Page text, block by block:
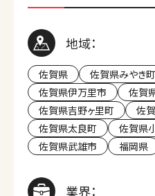
地域：
佐賀県 佐賀県みやき町
佐賀県伊万里市
佐賀
佐賀県吉野ヶ里町
佐
佐賀県太良町
佐賀県
佐賀県武雄市
福岡県
業界：